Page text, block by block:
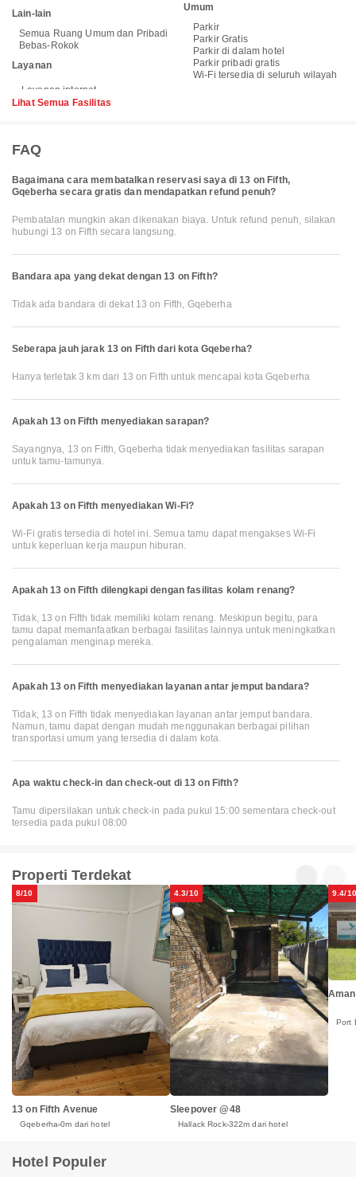
Lain-lain
Semua Ruang Umum dan Pribadi
Bebas-Rokok
Layanan
Umum
Parkir
Parkir Gratis
Parkir di dalam hotel
Parkir pribadi gratis
Wi-Fi tersedia di seluruh wilayah
Lihat Semua Fasilitas
FAQ
Bagaimana cara membatalkan reservasi saya di 13 on Fifth,
Gqeberha secara gratis dan mendapatkan refund penuh?
Pembatalan mungkin akan dikenakan biaya. Untuk refund penuh, silakan
hubungi 13 on Fifth secara langsung.
Bandara apa yang dekat dengan 13 on Fifth?
Tidak ada bandara di dekat 13 on Fifth, Gqeberha
Seberapa jauh jarak 13 on Fifth dari kota Gqeberha?
Hanya terletak 3 km dari 13 on Fifth untuk mencapai kota Gqeberha
Apakah 13 on Fifth menyediakan sarapan?
Sayangnya, 13 on Fifth, Gqeberha tidak menyediakan fasilitas sarapan
untuk tamu-tamunya.
Apakah 13 on Fifth menyediakan Wi-Fi?
Wi-Fi gratis tersedia di hotel ini. Semua tamu dapat mengakses Wi-Fi
untuk keperluan kerja maupun hiburan.
Apakah 13 on Fifth dilengkapi dengan fasilitas kolam renang?
Tidak, 13 on Fifth tidak memiliki kolam renang. Meskipun begitu, para
tamu dapat memanfaatkan berbagai fasilitas lainnya untuk meningkatkan
pengalaman menginap mereka.
Apakah 13 on Fifth menyediakan layanan antar jemput bandara?
Tidak, 13 on Fifth tidak menyediakan layanan antar jemput bandara.
Namun, tamu dapat dengan mudah menggunakan berbagai pilihan
transportasi umum yang tersedia di dalam kota.
Apa waktu check-in dan check-out di 13 on Fifth?
Tamu dipersilakan untuk check-in pada pukul 15:00 sementara check-out
tersedia pada pukul 08:00
Properti Terdekat
8/10
13 on Fifth Avenue
Gqeberha 0m dari hotel
4.3/10
Sleepover @48
Hallack Rock 322m dari hotel
9.4/10
Port
Hotel Populer